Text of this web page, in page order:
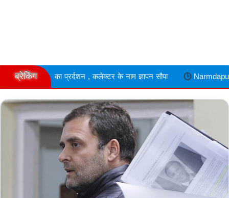
ब्रेकिंग, कलेक्टर के नाम ज्ञापन सौपा Narmdapuram फेक आईडी से